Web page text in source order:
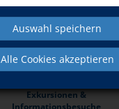
Auswahl speichern
Alle Cookies akzeptieren
Beruf, IT & Digitales
Exkursionen &